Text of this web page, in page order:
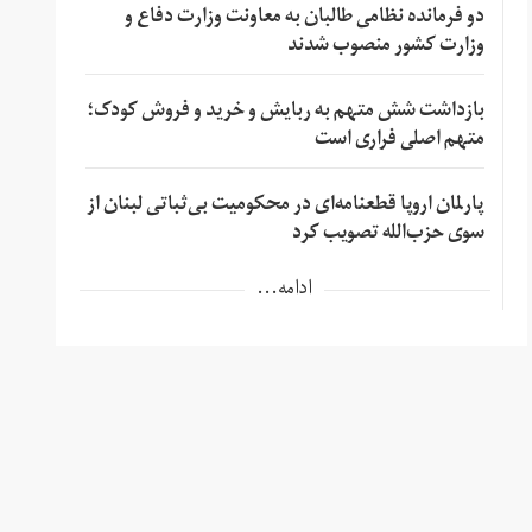
دو فرمانده نظامی طالبان به معاونت وزارت دفاع و
وزارت کشور منصوب شدند
بازداشت شش متهم به ربایش و خرید و فروش کودک؛
متهم اصلی فراری است
پارلمان اروپا قطعنامه‌ای در محکومیت بی‌ثباتی لبنان از
سوی حزب‌الله تصویب کرد
ادامه...